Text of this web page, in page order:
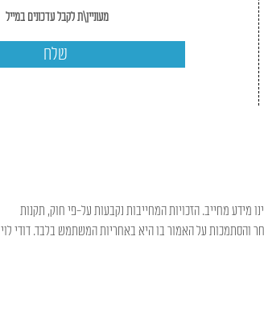
שלח
מידע מחייב. הזכויות המחייבות נקבעות על-פי חוק, תקנות
והסתמכות על האמור בו היא באחריות המשתמש בלבד. דודי לוי